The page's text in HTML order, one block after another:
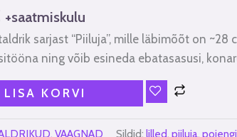
+saatmiskulu
sarjast “Piiluja”, mille läbimõõt on ~28
ning võib esineda ebatasasusi,
LISA KORVI
VAAGNAD Sildid: lilled, piiluja,